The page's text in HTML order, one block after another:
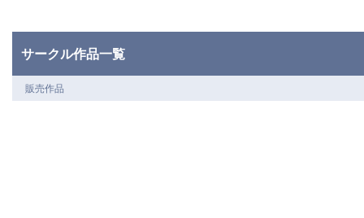
サークル作品一覧
販売作品